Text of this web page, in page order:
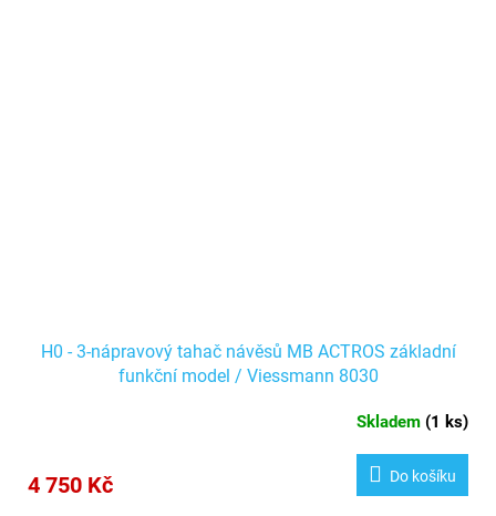
H0 - 3-nápravový tahač návěsů MB ACTROS základní
funkční model / Viessmann 8030
Skladem (1 ks)
4 750 Kč Do košíku